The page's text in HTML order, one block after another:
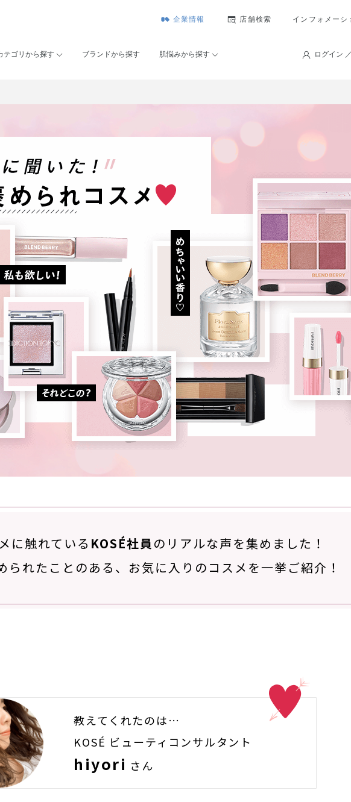
企業情報 店舗検索 インフォメーシ
テゴリから探す ブランドから探す 肌悩みから探す ログイン
に触れている KOSÉ社員の リアルな声を集めました！
られたことのある、 お気に入りのコスメを一挙ご紹介！
教えてくれたのは…
KOSÉ ビューティコンサルタント
hiyori さん